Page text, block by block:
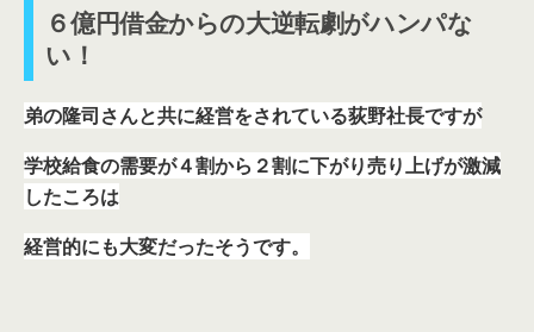
６億円借金からの大逆転劇がハンパな
い！
弟の隆司さんと共に経営をされている荻野社長ですが
学校給食の需要が４割から２割に下がり売り上げが激減
したころは
経営的にも大変だったそうです。